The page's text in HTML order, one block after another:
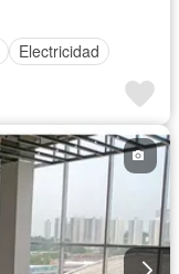
Electricidad